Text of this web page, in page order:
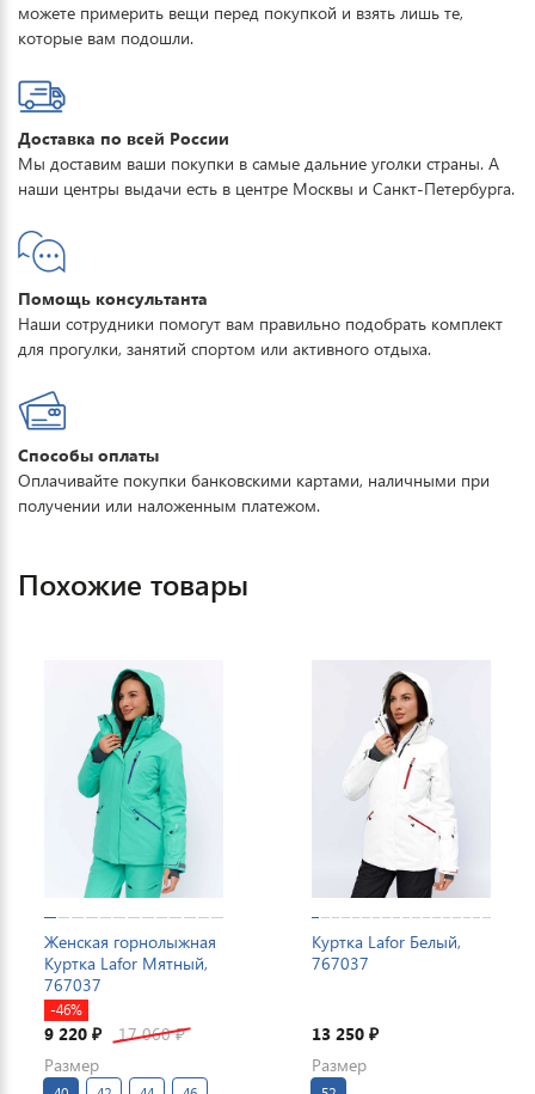
можете примерить вещи перед покупкой и взять лишь те,
которые вам подошли.
Доставка по всей России
Мы доставим ваши покупки в самые дальние уголки страны. А
наши центры выдачи есть в центре Москвы и Санкт-Петербурга.
Помощь консультанта
Наши сотрудники помогут вам правильно подобрать комплект
для прогулки, занятий спортом или активного отдыха.
Способы оплаты
Оплачивайте покупки банковскими картами, наличными при
получении или наложенным платежом.
Похожие товары
Женская горнолыжная
Куртка Lafor Мятный,
767037
-46%
9 220 ₽ 17 060₽
Размер
Куртка Lafor Белый,
767037
13 250 ₽
Размер